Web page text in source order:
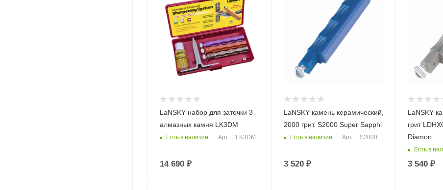
LaNSKY набор для заточки 3
алмазных камня LK3DM
Есть в наличии Арт.: FLK3DM
14 690 ₽
LaNSKY камень керамический,
2000 грит. S2000 Super Sapphi
Есть в наличии Арт.: FS2000
3 520 ₽
LaNSKY
грит
Diamon
Есть в
3 540 ₽